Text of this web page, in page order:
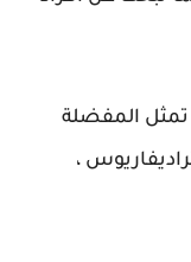
القابضة 42 متجراً تمثل المفضلة
،